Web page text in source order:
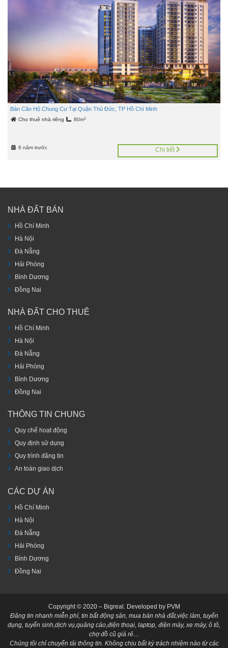
Bán Căn Hộ Chung Cư Tại Quận Thủ Đức, TP Hồ Chí Minh
Cho thuê nhà riêng 80m2
6 năm trước Chi tiết
NHÀ ĐẤT BÁN
Hồ Chí Minh
Hà Nội
Đà Nẵng
Hải Phòng
Bình Dương
Đồng Nai
NHÀ ĐẤT CHO THUÊ
Hồ Chí Minh
Hà Nội
Đà Nẵng
Hải Phòng
Bình Dương
Đồng Nai
THÔNG TIN CHUNG
Quy chế hoạt động
Quy định sử dụng
Quy trình đăng tin
An toàn giao dịch
CÁC DỰ ÁN
Hồ Chí Minh
Hà Nội
Đà Nẵng
Hải Phòng
Bình Dương
Đồng Nai
Copyright © 2020 – Bigreal. Developed by PVM
Đăng tin nhanh miễn phí, tin bất động sản, mua bán nhà đất,việc làm, tuyển
dụng, tuyển sinh,dịch vụ,quảng cáo,điện thoại, laptop, điện máy, xe máy, ô tô,
chợ đồ cũ giá rẻ…
Chúng tôi chỉ chuyển tải thông tin. Không chịu bất kỳ trách nhiệm nào từ các